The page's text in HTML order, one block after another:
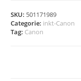
SKU: 501171989
Categorie: inkt-Canon
Tag: Canon